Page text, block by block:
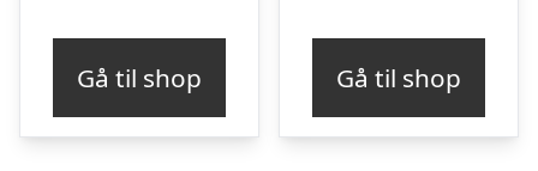
kr. 169,00.kr. 49,00.
Gå til shop Gå til shop